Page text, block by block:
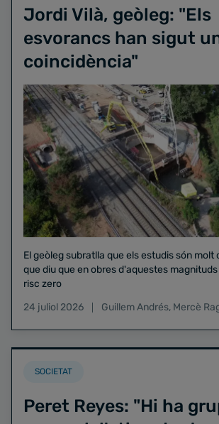
Jordi Vilà, geòleg: "Els
esvorancs han sigut
coincidència"
El geòleg subratlla que els estudis són molt
que diu que en obres d'aquestes
risc zero
24 juliol 2026
Guillem Andrés, Mercè
SOCIETAT
Peret Reyes: "Hi ha